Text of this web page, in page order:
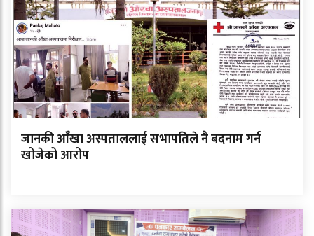
जानकी आँखा अस्पताललाई सभापतिले नै बदनाम गर्न
खोजेको आरोप